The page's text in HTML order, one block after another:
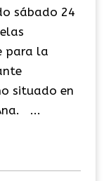
sábado 24
para la
situado en
...